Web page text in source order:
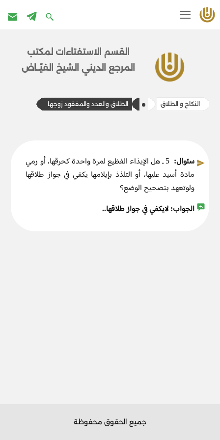
القسم الاستفتاءات ل​​مكتب
المرج​ع الديني الشيخ الفيّــاض
النكاح و الطلاق الطلاق والعدد والمفقود زوجها
سئوال:
5 ـ هل الإيذاء الفظيع لمرة واحدة كحرقها، أو رمي
مادة أسيد عليها، أو التلذذ بإيلامها يكفي في جواز طلاقها
ولوتعهد بتصحيح الوضع؟
الجواب:لايكفي في جواز طلاقها..
جميع الحقوق محفوظة